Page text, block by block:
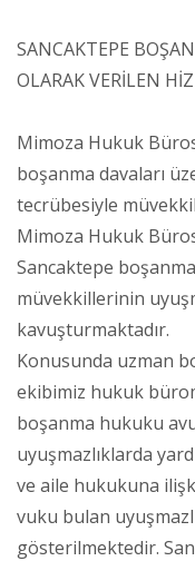
SANCAKTEPE
OLARAK VERİLEN
Mimoza Hukuk
boşanma davaları
tecrübesiyle
Mimoza Hukuk
Sancaktepe
müvekkillerinin
kavuşturmaktadır.
Konusunda uzman
ekibimiz hukuk
boşanma hukuku
uyuşmazlıklarda
ve aile hukukuna
vuku bulan
gösterilmektedir.